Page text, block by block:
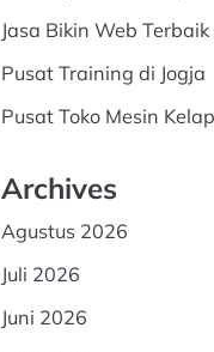
Jasa Bikin Web Terbaik
Pusat Training di Jogja
Pusat Toko Mesin
Archives
Agustus 2026
Juli 2026
Juni 2026